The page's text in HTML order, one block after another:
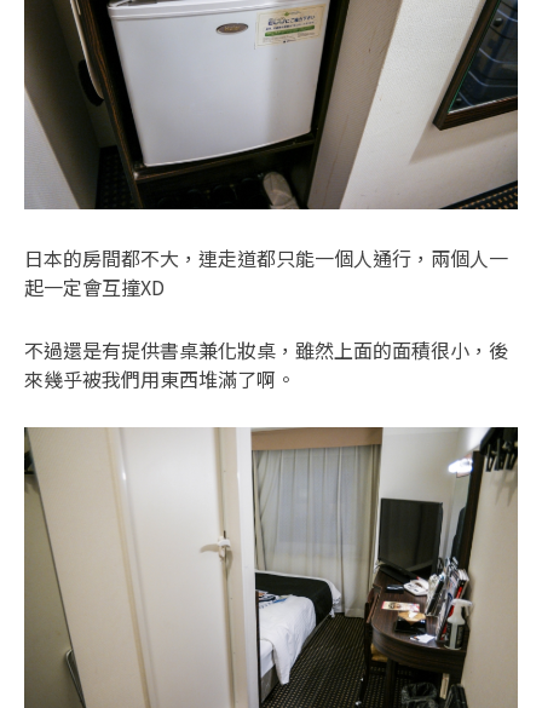
日本的房間都不大，連走道都只能一個人通行，兩個人一
起一定會互撞XD
不過還是有提供書桌兼化妝桌，雖然上面的面積很小，後
來幾乎被我們用東西堆滿了啊。